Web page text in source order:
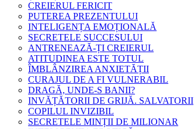
CREIERUL FERICIT
PUTEREA PREZENTULUI
INTELIGENȚA EMOȚIONALĂ
SECRETELE SUCCESULUI
ANTRENEAZĂ-ȚI CREIERUL
ATITUDINEA ESTE TOTUL
ÎMBLÂNZIREA ANXIETĂȚII
CURAJUL DE A FI VULNERABIL
DRAGĂ, UNDE-S BANII?
INVĂȚĂTORII DE GRIJĂ. SALVATORII
COPILUL INVIZIBIL
SECRETELE MINȚII DE MILIONAR